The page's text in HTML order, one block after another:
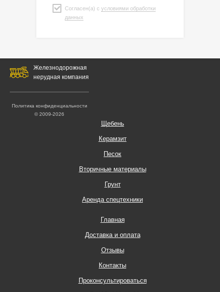
Согласен(а) с условиями обработки
данных
Железнодорожная
нерудная компания
Политика конфиденциальности
© 2009-2026
Щебень
Керамзит
Песок
Вторичные материалы
Грунт
Аренда спецтехники
Главная
Доставка и оплата
Отзывы
Контакты
Проконсультироваться